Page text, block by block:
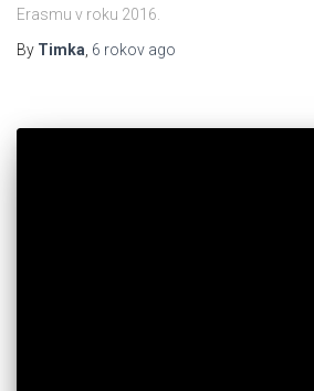
Erasmu v roku 2016.
By Timka 6 rokov ago